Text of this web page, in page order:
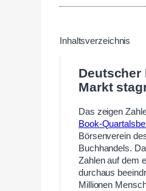
Inhaltsverzeichnis
Deutscher
Markt
Das zeigen
Book-
Börsenverein
Buchhandels.
Zahlen auf dem
durchaus
Millionen